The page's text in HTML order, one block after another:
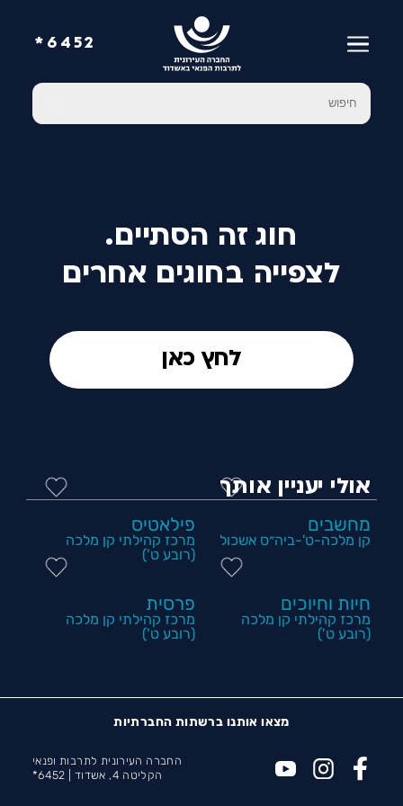
6452*
חוג זה הסתיים.
לצפייה בחוגים אחרים
לחץ כאן
אולי יעניין אותך
מחשבים
קן מלכה-ט'-ביה״ס אשכול
פילאטיס
מרכז קהילתי קן מלכה
(רובע ט')
חיות וחיוכים
מרכז קהילתי קן מלכה
(רובע ט')
פרסית
מרכז קהילתי קן מלכה
(רובע ט')
מצאו אותנו ברשתות החברתיות
החברה העירונית לתרבות ופנאי
הקליטה 4, אשדוד |
6452*